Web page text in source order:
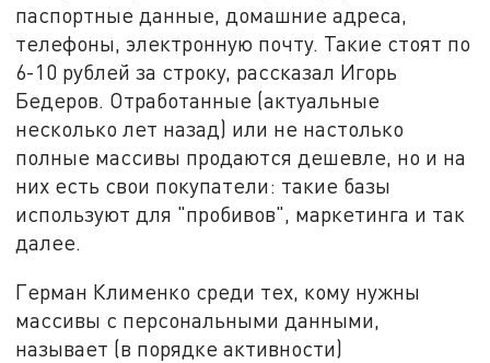
паспортные данные, домашние адреса,
телефоны, электронную почту. Такие стоят по
6-10 рублей за строку, рассказал Игорь
Бедеров. Отработанные (актуальные
несколько лет назад) или не настолько
полные массивы продаются дешевле, но и на
них есть свои покупатели: такие базы
используют для "пробивов", маркетинга и так
далее.
Герман Клименко среди тех, кому нужны
массивы с персональными данными,
называет (в порядке активности)